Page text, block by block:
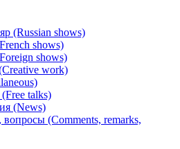
(Russian shows)
shows)
shows)
work)
talks)
(News)
(Comments, remarks,